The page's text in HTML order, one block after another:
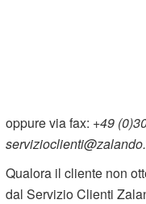
oppure via fax: +49
Qualora il cliente non
dal Servizio Clienti